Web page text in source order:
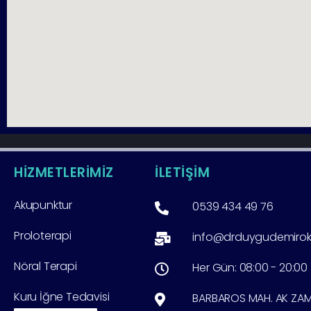
HİZMETLERİMİZ
Akupunktur
Proloterapi
Nöral Terapi
Kuru İğne Tedavisi
İLETİŞİM
0539 434 49 76
Her Gün: 08:00 - 20:00
BARBAROS MAH. AK